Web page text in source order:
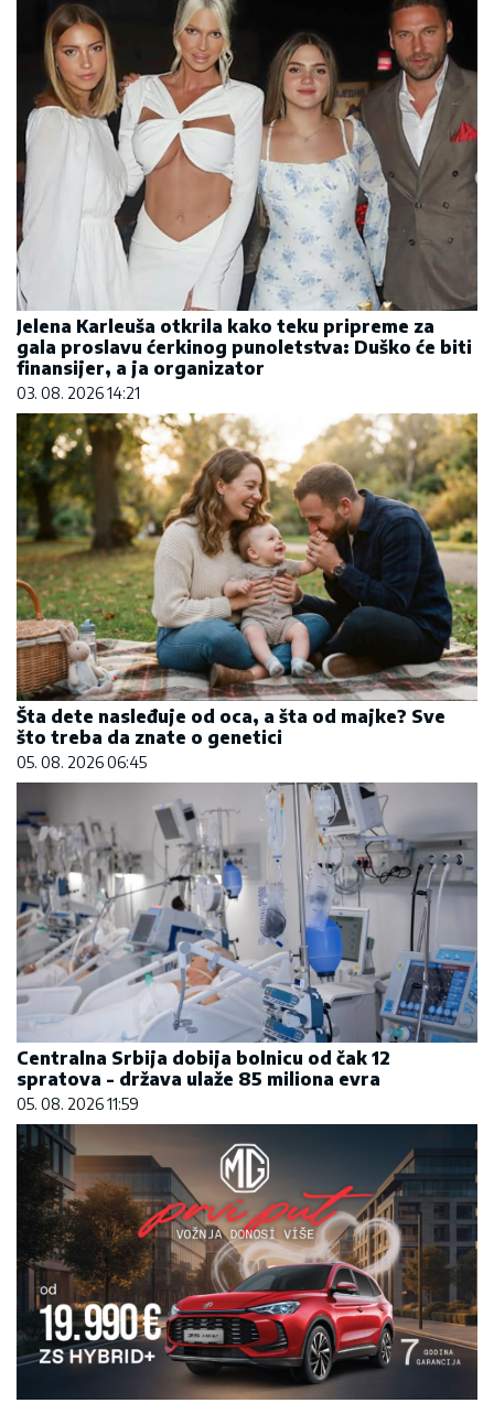
Jelena Karleuša otkrila kako teku pripreme za
gala proslavu ćerkinog punoletstva: Duško će biti
finansijer, a ja organizator
03. 08. 2026 14:21
Šta dete nasleđuje od oca, a šta od majke? Sve
što treba da znate o genetici
05. 08. 2026 06:45
Centralna Srbija dobija bolnicu od čak 12
spratova - država ulaže 85 miliona evra
05. 08. 2026 11:59